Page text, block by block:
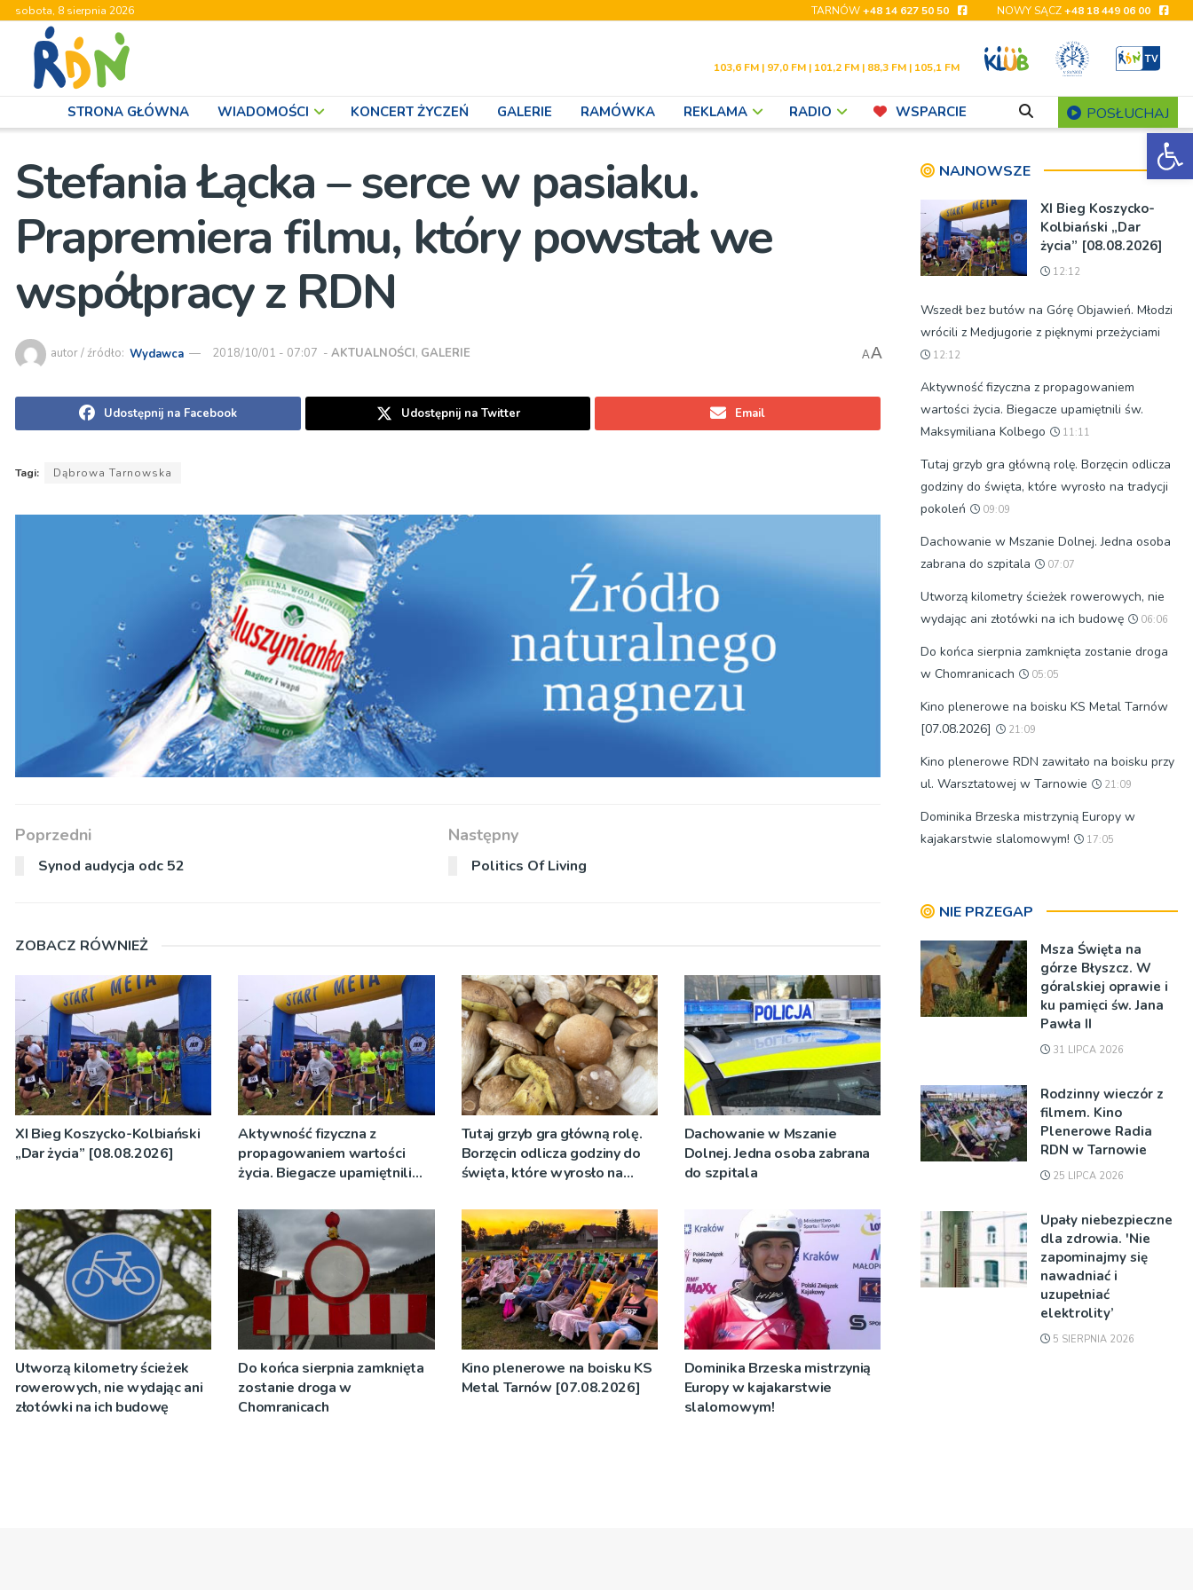
sobota, 8 sierpnia 2026 TARNÓW+48 14 627 50 50 NOWY SĄCZ+48 18 449 06 00
103,6 FM | 97,0 FM | 101,2 FM | 88,3 FM | 105,1 FM
STRONA GŁÓWNA WIADOMOŚCI KONCERT ŻYCZEŃ GALERIE RAMÓWKA REKLAMA RADIO WSPARCIE POSŁUCHAJ
Stefania Łącka – serce w pasiaku.
Prapremiera filmu, który powstał we
współpracy z RDN
autor / źródło: Wydawca 2018/10/01 - 07:07 - AKTUALNOŚCI, GALERIE AA
Udostępnij na Facebook Udostępnij na Twitter Email
Tagi: Dąbrowa Tarnowska
Poprzedni
Synod audycja odc 52
Następny
Politics Of Living
ZOBACZ RÓWNIEŻ
XI Bieg Koszycko-Kolbiański
„Dar życia” [08.08.2026]
Aktywność fizyczna z
propagowaniem wartości
życia. Biegacze upamiętnili
Tutaj grzyb gra główną rolę.
Borzęcin odlicza godziny do
święta, które wyrosło na
Dachowanie w Mszanie
Dolnej. Jedna osoba zabrana
do szpitala
Utworzą kilometry ścieżek
rowerowych, nie wydając ani
złotówki na ich budowę
Do końca sierpnia zamknięta
zostanie droga w
Chomranicach
Kino plenerowe na boisku KS
Metal Tarnów [07.08.2026]
Dominika Brzeska mistrzynią
Europy w kajakarstwie
slalomowym!
NAJNOWSZE
XI Bieg Koszycko-
Kolbiański „Dar
życia” [08.08.2026]
12:12
Wszedł bez butów na Górę Objawień. Młodzi
wrócili z Medjugorie z pięknymi przeżyciami
12:12
Aktywność fizyczna z propagowaniem
wartości życia. Biegacze upamiętnili św.
Maksymiliana Kolbego
11:11
Tutaj grzyb gra główną rolę. Borzęcin odlicza
godziny do święta, które wyrosło na tradycji
pokoleń
09:09
Dachowanie w Mszanie Dolnej. Jedna osoba
zabrana do szpitala
07:07
Utworzą kilometry ścieżek rowerowych, nie
wydając ani złotówki na ich budowę
06:06
Do końca sierpnia zamknięta zostanie droga
w Chomranicach
05:05
Kino plenerowe na boisku KS Metal Tarnów
[07.08.2026]
21:09
Kino plenerowe RDN zawitało na boisku przy
ul. Warsztatowej w Tarnowie
21:09
Dominika Brzeska mistrzynią Europy w
kajakarstwie slalomowym!
17:05
NIE PRZEGAP
Msza Święta na
górze Błyszcz. W
góralskiej oprawie i
ku pamięci św. Jana
Pawła II
31 LIPCA 2026
Rodzinny wieczór z
filmem. Kino
Plenerowe Radia
RDN w Tarnowie
25 LIPCA 2026
Upały niebezpieczne
dla zdrowia. 'Nie
zapominajmy się
nawadniać i
uzupełniać
elektrolity’
5 SIERPNIA 2026